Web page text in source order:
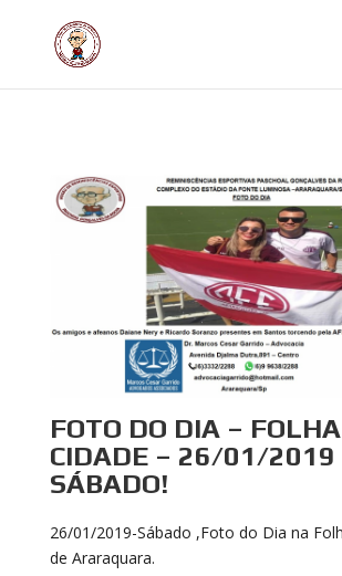
FOTO DO DIA –
CIDADE – 26/01/2019
SÁBADO!
26/01/2019-Sábado ,Foto do Dia na
de Araraquara.